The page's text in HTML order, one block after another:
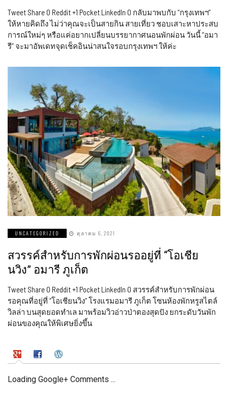
Tweet Share 0 Reddit +1 Pocket LinkedIn 0 กลับมาพบกับ “กรุงเทพฯ”
ให้หายคิดถึง ไม่ว่าคุณจะเป็นสายกิน สายเที่ยว ชอบเสาะหาประสบ
การณ์ใหม่ๆ หรือแค่อยากเปลี่ยนบรรยากาศนอนพักผ่อน วันนี้ “อมา
รี” จะมาอัพเดทจุดเช็คอินน่าสนใจรอบกรุงเทพฯ ให้ค่ะ
UNCATEGORIZED ตุลาคม 6, 2021
สวรรค์สำหรับการพักผ่อนรออยู่ที่ “โอเชีย
นวิง” อมารี ภูเก็ต
Tweet Share 0 Reddit +1 Pocket LinkedIn 0 สวรรค์สำหรับการพักผ่อน
รอคุณที่อยู่ที่ “โอเชียนวิง” โรงแรมอมารี ภูเก็ต โซนห้องพักหรูสไตล์
วิลล่า บนสุดยอดทำเล มาพร้อมวิวอ่าวป่าตองสุดปัง ยกระดับวันพัก
ผ่อนของคุณให้พิเศษยิ่งขึ้น
Loading Google+ Comments ...